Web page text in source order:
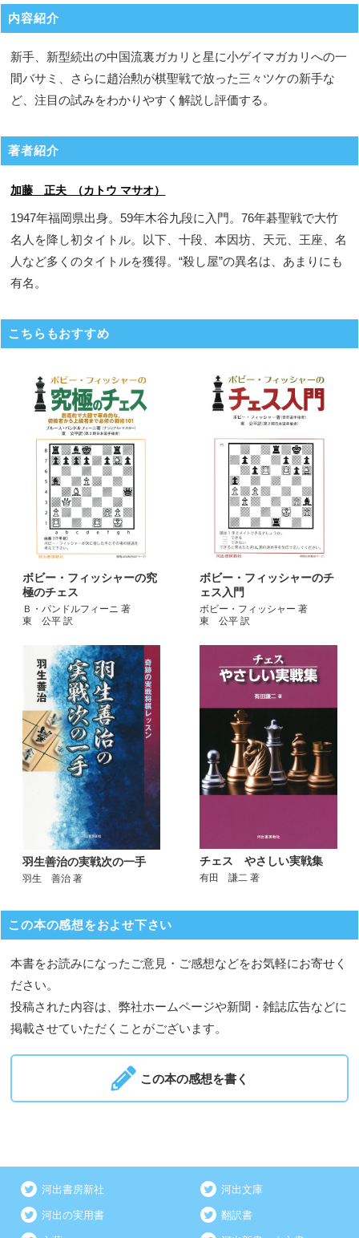
内容紹介
新手、新型続出の中国流裏ガカリと星に小ゲイマガカリへの一
間バサミ、さらに趙治勲が棋聖戦で放った三々ツケの新手な
ど、注目の試みをわかりやすく解説し評価する。
著者紹介
加藤 正夫 （カトウ マサオ）
1947年福岡県出身。59年木谷九段に入門。76年碁聖戦で大竹
名人を降し初タイトル。以下、十段、本因坊、天元、王座、名
人など多くのタイトルを獲得。“殺し屋”の異名は、あまりにも
有名。
こちらもおすすめ
ボビー・フィッシャーの究
極のチェス
Ｂ・パンドルフィーニ 著
東 公平 訳
ボビー・フィッシャーのチ
ェス入門
ボビー・フィッシャー 著
東 公平 訳
羽生善治の実戦次の一手
羽生 善治 著
チェス やさしい実戦集
有田 謙二 著
この本の感想をおよせ下さい
本書をお読みになったご意見・ご感想などをお気軽にお寄せく
ださい。
投稿された内容は、弊社ホームページや新聞・雑誌広告などに
掲載させていただくことがございます。
この本の感想を書く
河出書房新社 河出文庫
河出の実用書 翻訳書